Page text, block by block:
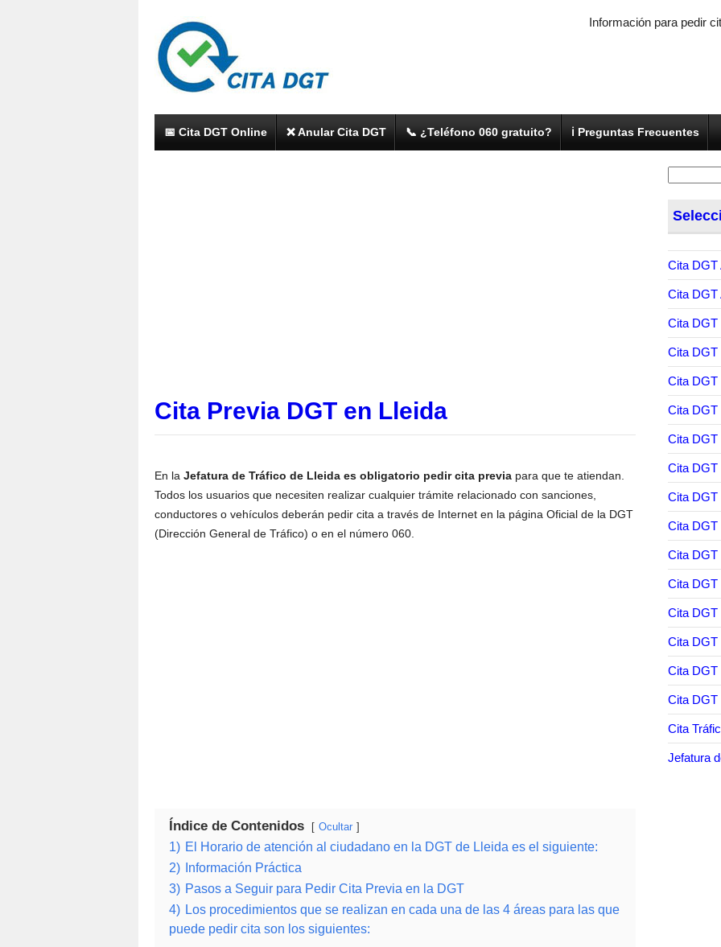
Información para pedir
📅 Cita DGT Online ❌ Anular Cita DGT 📞 ¿Teléfono 060 gratuito? ℹ️ Preguntas Frecuentes
Cita Previa DGT en Lleida
En la Jefatura de Tráfico de Lleida es obligatorio pedir cita previa para que te atiendan.
Todos los usuarios que necesiten realizar cualquier trámite relacionado con sanciones,
conductores o vehículos deberán pedir cita a través de Internet en la página Oficial de la DGT
(Dirección General de Tráfico) o en el número 060.
Índice de Contenidos Ocultar
1) El Horario de atención al ciudadano en la DGT de Lleida es el siguiente:
2)
Información Práctica
3) Pasos a Seguir para Pedir Cita Previa en la DGT
4) Los procedimientos que se realizan en cada una de las 4 áreas para las que
puede pedir cita son los siguientes:
Cita DGT
Cita DGT
Cita DGT
Cita DGT
Cita DGT
Cita DGT
Cita DGT
Cita DGT
Cita DGT
Cita DGT
Cita
Cita DGT
Cita
Cita
Cita DGT
Cita DGT
Cita
Jefatura